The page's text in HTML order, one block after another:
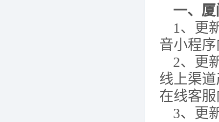
一、
1、更
音小程
2、更
线上渠
在线客
3、更